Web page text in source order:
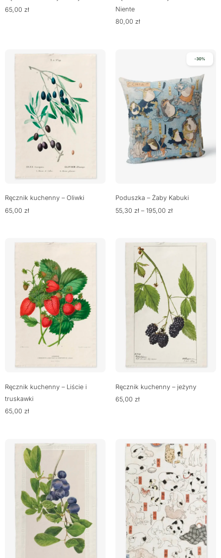
65,00 zł
Niente
80,00 zł
Ręcznik kuchenny – Oliwki
65,00 zł
-30%
Poduszka – Żaby Kabuki
55,30 zł – 195,00 zł
Ręcznik kuchenny – Liście i
truskawki
65,00 zł
Ręcznik kuchenny – jeżyny
65,00 zł